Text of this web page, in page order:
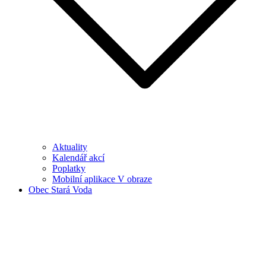
Aktuality
Kalendář akcí
Poplatky
Mobilní aplikace V obraze
Obec Stará Voda